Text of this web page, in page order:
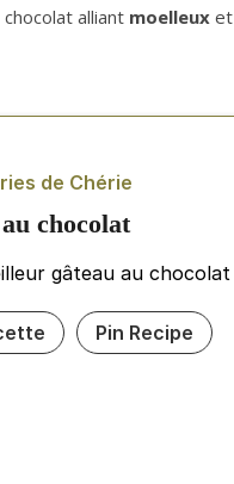
alliant moelleux et
de Chérie
chocolat
gâteau au chocolat
Pin Recipe